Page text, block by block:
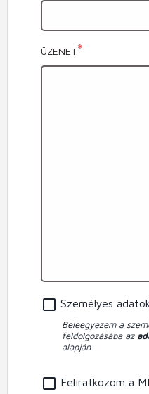
ÜZENET
Személyes
Beleegyezem a
feldolgozásába az
alapján
Feliratkozom a